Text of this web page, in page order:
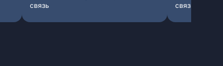
связь
связь